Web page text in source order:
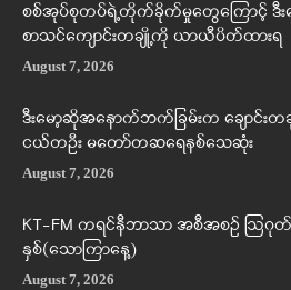
စစ်အုပ်စုတပ်ရဲ့တိုက်ခိုက်မှုတွေကြောင့် ဒီး
စာသင်ကျောင်းတချို့ကို ယာယီပိတ်ထားရ
August 7, 2026
ဒီးမော့ဆိုအနောက်ဘက်ခြမ်းက ချောင်းတ
ငယ်တဦး မတော်တဆရေနစ်သေဆုံး
August 7, 2026
KT-FM ကရင်နီဘာသာ အစီအစဉ် ဩဂု
နှစ်(သောကြာနေ့)
August 7, 2026